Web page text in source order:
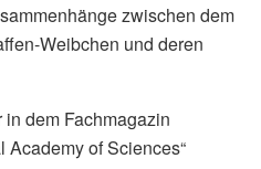
zwischen dem
Weibchen und deren
dem Fachmagazin
Academy of Sciences“